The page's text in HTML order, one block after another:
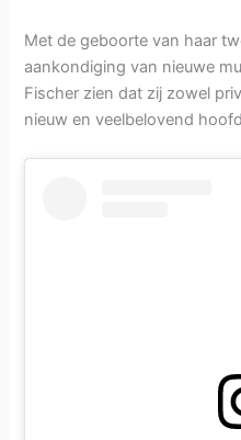
Met de geboorte van haar
aankondiging van nieuwe
Fischer zien dat zij zowel
nieuw en veelbelovend